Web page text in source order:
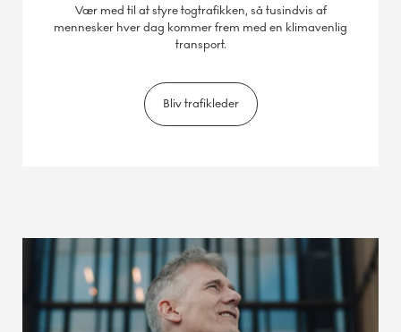
Vær med til at styre togtrafikken, så tusindvis af
mennesker hver dag kommer frem med en klimavenlig
transport.
Bliv trafikleder